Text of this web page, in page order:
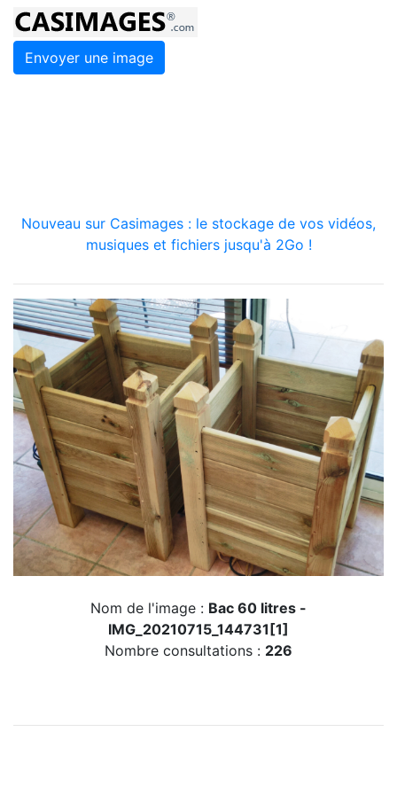
Envoyer une image
Nouveau sur Casimages : le stockage de vos vidéos,
musiques et fichiers jusqu'à 2Go !
Nom de l'image : Bac 60 litres -
IMG_20210715_144731[1]
Nombre consultations : 226